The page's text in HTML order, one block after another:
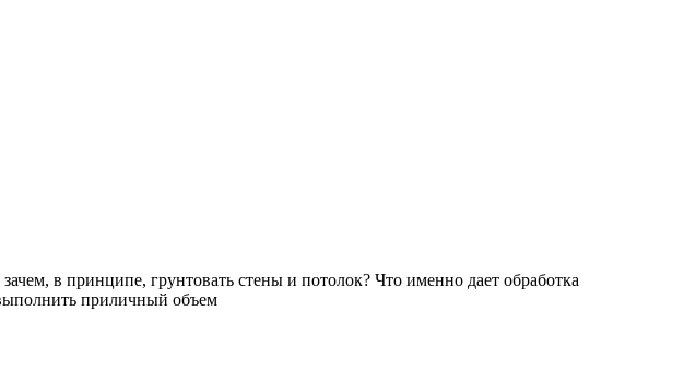
в принципе, грунтовать стены и потолок? Что именно дает обработка
приличный объем